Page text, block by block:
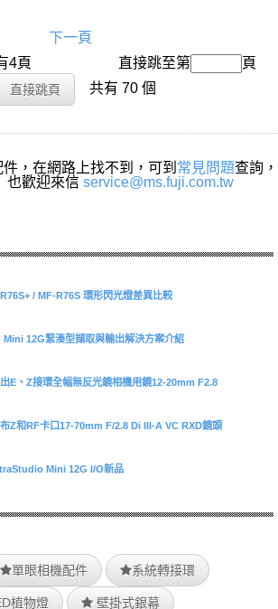
下一頁
4頁
直接跳至第
頁
共有 70 個
，在網路上找不到，可到 常見問題查詢，
也歡迎來信 service@ms.fuji.com.tw
/ MF-R76S 環形閃光燈差異比較
12G緊湊型擷取與輸出解決方案介紹
E、Z接環全幅無反光鏡相機用鏡12-20mm F2.8
Z和RF卡口17-70mm F/2.8 Di III-A VC RXD鏡頭
Mini 12G I/O新品
單眼相機配件 系統轉接環
植物燈 壁掛式銀幕